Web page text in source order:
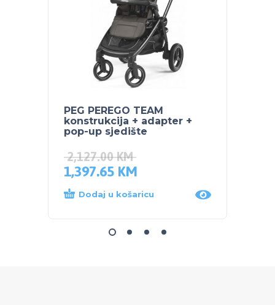
PEG PEREGO TEAM
konstrukcija + adapter +
pop-up sjedište
2,127.00KM
1,397.65 KM
Dodaj u košaricu